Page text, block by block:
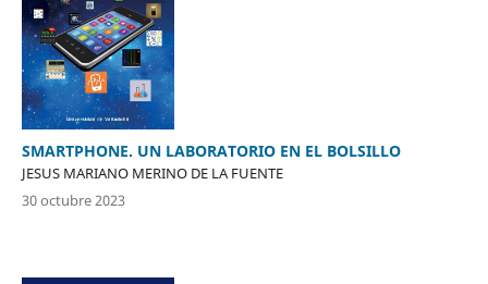
SMARTPHONE. UN LABORATORIO EN EL BOLSILLO
JESUS MARIANO MERINO DE LA FUENTE
30 octubre 2023